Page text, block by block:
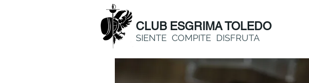
CLUB ESGRIMA TOLEDO
SIENTE COMPITE DISFRUTA